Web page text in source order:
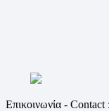
Επικοινωνία - Contact :